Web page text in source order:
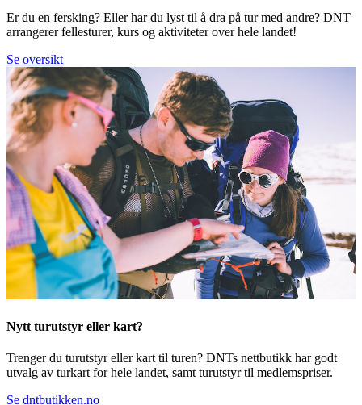
Er du en fersking? Eller har du lyst til å dra på tur med andre? DNT
arrangerer fellesturer, kurs og aktiviteter over hele landet!
Se oversikt
Nytt turutstyr eller kart?
Trenger du turutstyr eller kart til turen? DNTs nettbutikk har godt
utvalg av turkart for hele landet, samt turutstyr til medlemspriser.
Se dntbutikken.no